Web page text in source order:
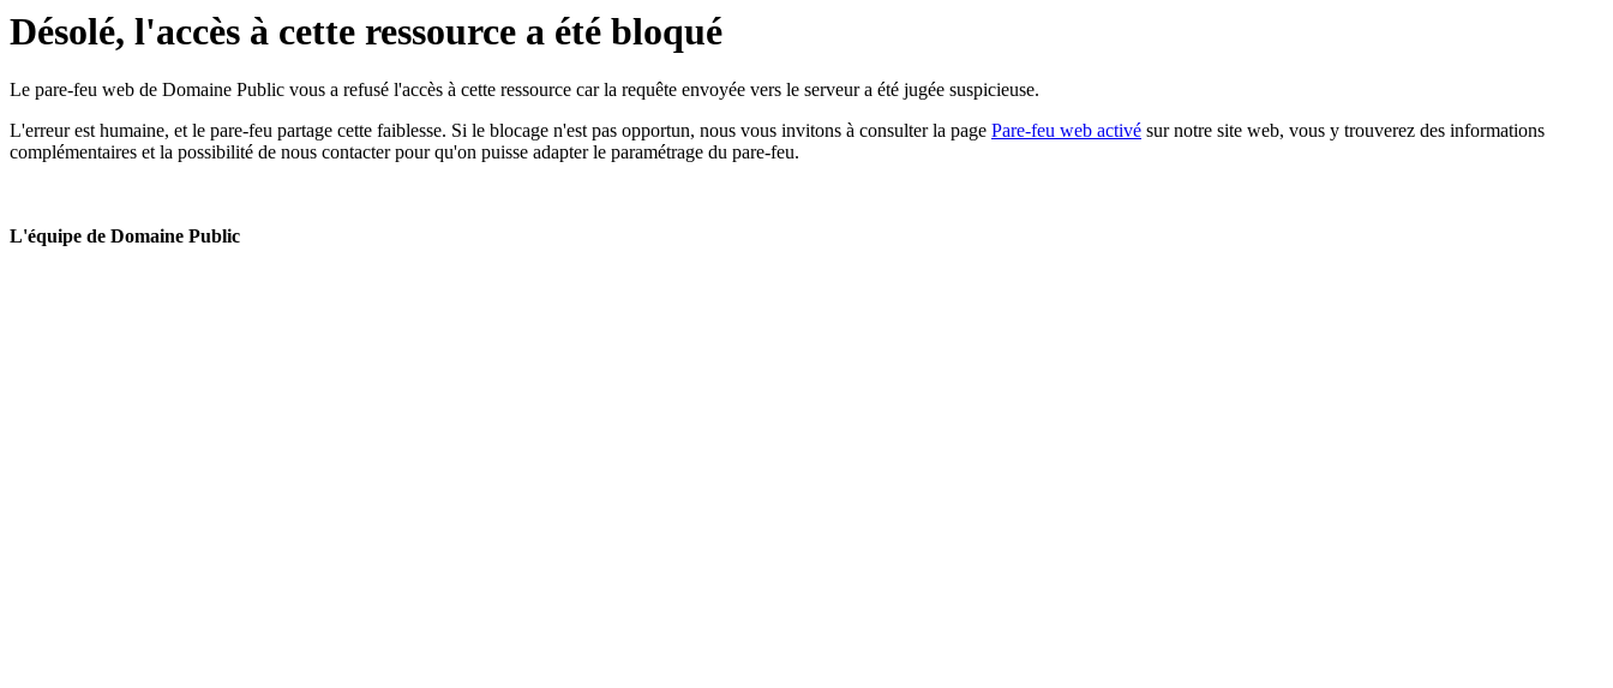
Désolé, l'accès à cette ressource a été bloqué
Le pare-feu web de Domaine Public vous a refusé l'accès à cette ressource car la requête envoyée vers le serveur a été jugée suspicieuse.
L'erreur est humaine, et le pare-feu partage cette faiblesse. Si le blocage n'est pas opportun, nous vous invitons à consulter la page Pare-feu web activé sur notre site web, vous y trouverez des informations
complémentaires et la possibilité de nous contacter pour qu'on puisse adapter le paramétrage du pare-feu.
L'équipe de Domaine Public